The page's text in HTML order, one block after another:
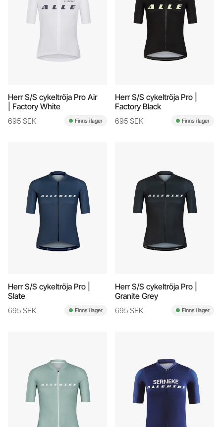
Herr S/S cykeltröja Pro Air
| Factory White
695 SEK Finns i lager
Herr S/S cykeltröja Pro |
Factory Black
695 SEK Finns i lager
Herr S/S cykeltröja Pro |
Slate
695 SEK Finns i lager
Herr S/S cykeltröja Pro |
Granite Grey
695 SEK Finns i lager